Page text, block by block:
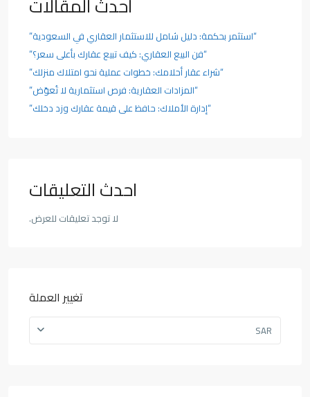
“استثمر بحكمة: دليل شامل للاستثمار العقاري في السعودية”
“فن البيع العقاري: كيف تبيع عقارك بأعلى سعر؟”
“شراء عقار أحلامك: خطوات عملية نحو امتلاك منزلك”
“المزادات العقارية: فرص استثمارية لا تُعوّض”
“إدارة الأملاك: حافظ على قيمة عقارك وزد دخلك”
احدث التعليقات
لا توجد تعليقات للعرض.
تغيير العملة
SAR